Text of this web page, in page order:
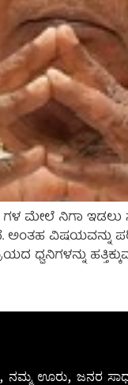
ನಿಗಾ ಇಡಲು
ವಿಷಯವನ್ನು
ಧ್ವನಿಗಳನ್ನು
ನಮ್ಮ ಊರು, ಜನರ